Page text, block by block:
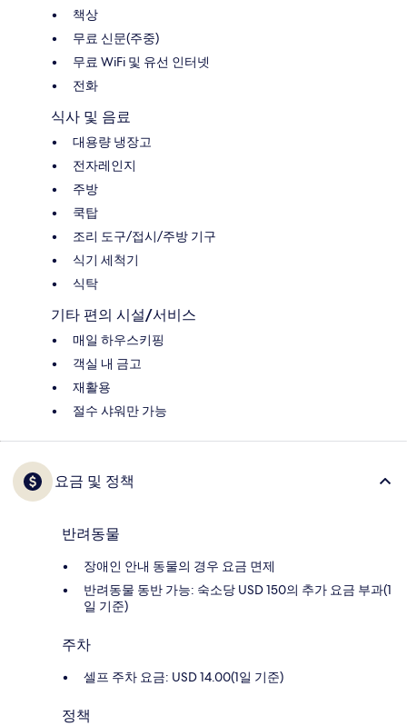
책상
무료 신문(주중)
무료 WiFi 및 유선 인터넷
전화
식사 및 음료
대용량 냉장고
전자레인지
주방
쿡탑
조리 도구/접시/주방 기구
식기 세척기
식탁
기타 편의 시설/서비스
매일 하우스키핑
객실 내 금고
재활용
절수 샤워만 가능
요금 및 정책
반려동물
장애인 안내 동물의 경우 요금 면제
반려동물 동반 가능: 숙소당 USD 150의 추가 요금 부과(1
일 기준)
주차
셀프 주차 요금: USD 14.00(1일 기준)
정책